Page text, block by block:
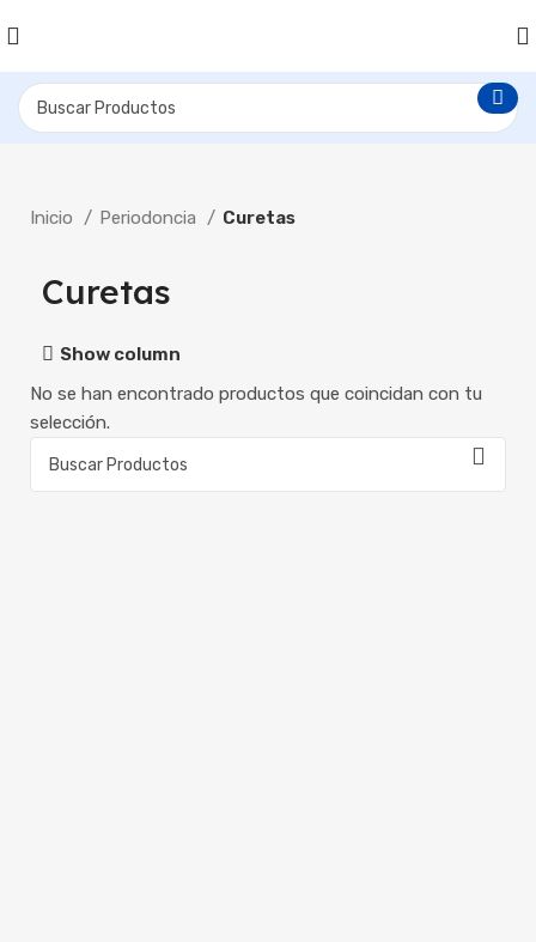
Inicio Periodoncia Curetas
Curetas
Show column
No se han encontrado productos que coincidan con tu
selección.